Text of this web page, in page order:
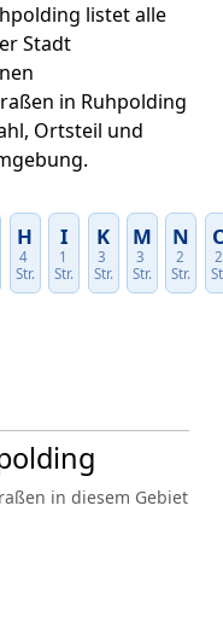
listet alle
Stadt
in Ruhpolding
Ortsteil und
H
4
Str.
I
1
Str.
K
3
Str.
M
3
Str.
N
2
Str.
in diesem Gebiet